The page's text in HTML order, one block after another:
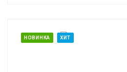
НОВИНКА ХИТ